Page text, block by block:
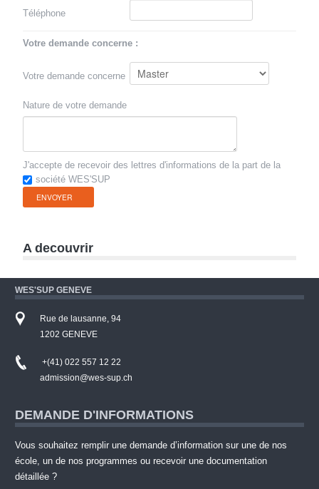
Téléphone
Votre demande concerne :
Votre demande concerne
Nature de votre demande
J'accepte de recevoir des lettres d'informations de la part de la
société WES'SUP
A decouvrir
WES'SUP GENEVE
Rue de lausanne, 94
1202 GENEVE
+(41) 022 557 12 22
admission@wes-sup.ch
DEMANDE D'INFORMATIONS
Vous souhaitez remplir une demande d’information sur une de nos
école, un de nos programmes ou recevoir une documentation
détaillée ?